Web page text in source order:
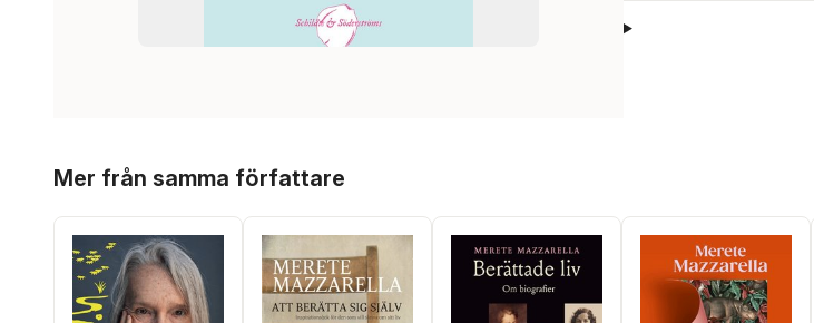
Mer från samma författare